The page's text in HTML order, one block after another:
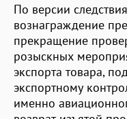
По версии
вознаграждение
прекращение
розыскных
экспорта товара,
экспортному
именно